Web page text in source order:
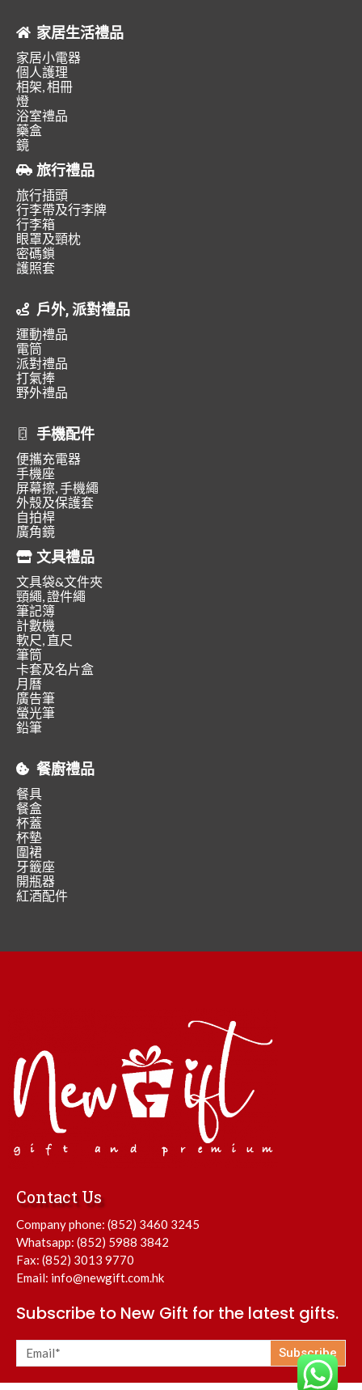
家居生活禮品
家居小電器
個人護理
相架, 相冊
燈
浴室禮品
藥盒
鏡
旅行禮品
旅行插頭
行李帶及行李牌
行李箱
眼罩及頸枕
密碼鎖
護照套
戶外, 派對禮品
運動禮品
電筒
派對禮品
打氣捧
野外禮品
手機配件
便攜充電器
手機座
屏幕擦, 手機繩
外殼及保護套
自拍桿
廣角鏡
文具禮品
文具袋&文件夾
頸繩, 證件繩
筆記簿
計數機
軟尺, 直尺
筆筒
卡套及名片盒
月曆
廣告筆
螢光筆
鉛筆
餐廚禮品
餐具
餐盒
杯蓋
杯墊
圍裙
牙籤座
開瓶器
紅酒配件
Contact Us
Company phone: (852) 3460 3245
Whatsapp: (852) 5988 3842
Fax: (852) 3013 9770
Email: info@newgift.com.hk
Subscribe to New Gift for the latest gifts.
Subscribe